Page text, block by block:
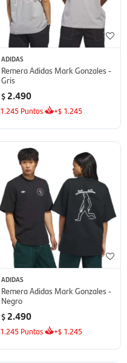
ADIDAS
Remera Adidas Mark Gonzales -
Gris
$ 2.490
1.245 Puntos +$ 1.245
ADIDAS
Remera Adidas Mark Gonzales -
Negro
$ 2.490
1.245 Puntos +$ 1.245